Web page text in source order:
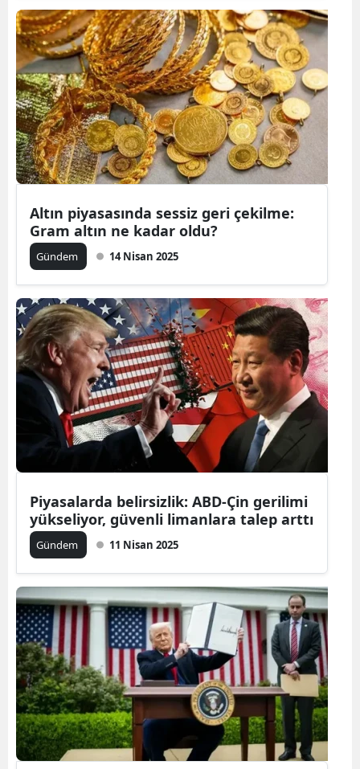
Altın piyasasında sessiz geri çekilme:
Gram altın ne kadar oldu?
Gündem 14 Nisan 2025
Piyasalarda belirsizlik: ABD-Çin gerilimi
yükseliyor, güvenli limanlara talep arttı
Gündem 11 Nisan 2025